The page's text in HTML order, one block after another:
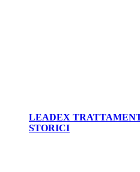
LEADEX
STORICI